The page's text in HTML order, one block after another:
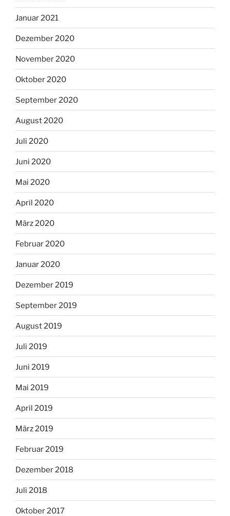
Januar 2021
Dezember 2020
November 2020
Oktober 2020
September 2020
August 2020
Juli 2020
Juni 2020
Mai 2020
April 2020
März 2020
Februar 2020
Januar 2020
Dezember 2019
September 2019
August 2019
Juli 2019
Juni 2019
Mai 2019
April 2019
März 2019
Februar 2019
Dezember 2018
Juli 2018
Oktober 2017